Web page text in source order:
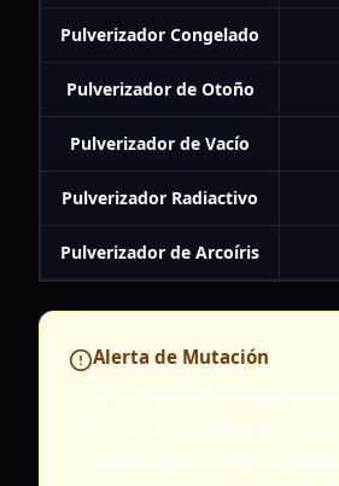
Pulverizador Congelado
Pulverizador de Otoño
Pulverizador de Vacío
Pulverizador Radiactivo
Pulverizador de Arcoíris
Alerta de Mutación